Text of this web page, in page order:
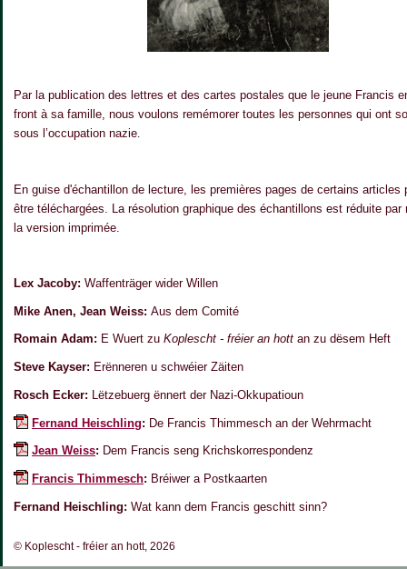
Par la publication des lettres et des cartes postales que le jeune Francis
front à sa famille, nous voulons remémorer toutes les personnes qui ont
sous l’occupation nazie.
En guise d'échantillon de lecture, les premières pages de certains articles
être téléchargées. La résolution graphique des échantillons est réduite par
la version imprimée.
Lex Jacoby: Waffenträger wider Willen
Mike Anen, Jean Weiss: Aus dem Comité
Romain Adam: E Wuert zu Koplescht - fréier an hott an zu dësem Heft
Steve Kayser: Erënneren u schwéier Zäiten
Rosch Ecker: Lëtzebuerg ënnert der Nazi-Okkupatioun
Fernand Heischling: De Francis Thimmesch an der Wehrmacht
Jean Weiss: Dem Francis seng Krichskorrespondenz
Francis Thimmesch: Bréiwer a Postkaarten
Fernand Heischling: Wat kann dem Francis geschitt sinn?
© Koplescht - fréier an hott, 2026